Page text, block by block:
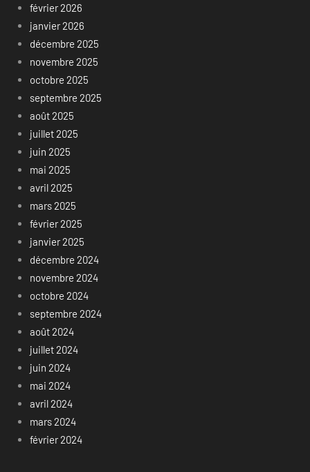
février 2026
janvier 2026
décembre 2025
novembre 2025
octobre 2025
septembre 2025
août 2025
juillet 2025
juin 2025
mai 2025
avril 2025
mars 2025
février 2025
janvier 2025
décembre 2024
novembre 2024
octobre 2024
septembre 2024
août 2024
juillet 2024
juin 2024
mai 2024
avril 2024
mars 2024
février 2024